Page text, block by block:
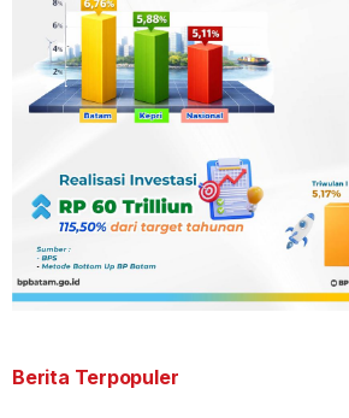
Berita Terpopuler